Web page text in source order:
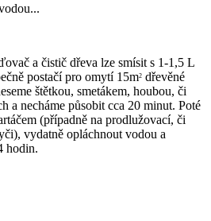
a čistič dřeva lze smísit s 1-1,5 L
postačí pro omytí 15m2 dřevěné
štětkou, smetákem, houbou, či
a necháme působit cca 20 minut. Poté
(případně na prodlužovací, či
vydatně opláchnout vodou a
hodin.